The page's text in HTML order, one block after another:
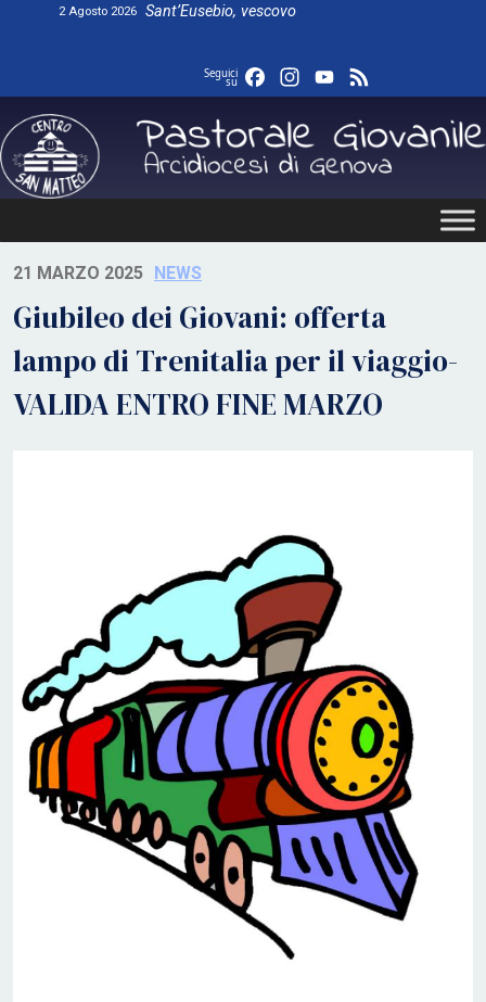
2 Agosto 2026 Sant’Eusebio, vescovo
Seguici
su FacebookInstagram
YouTube
21 MARZO 2025 NEWS
Giubileo dei Giovani: offerta
lampo di Trenitalia per il viaggio-
VALIDA ENTRO FINE MARZO